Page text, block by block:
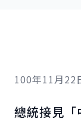
100年11月22
總統接見